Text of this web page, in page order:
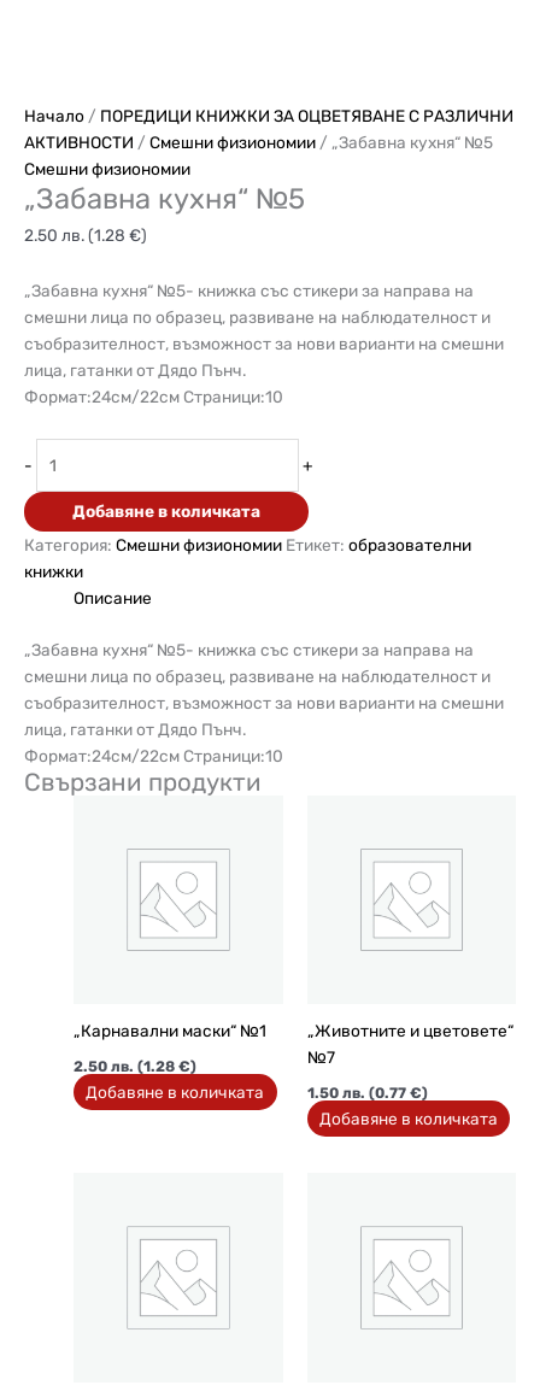
Начало / ПОРЕДИЦИ КНИЖКИ ЗА ОЦВЕТЯВАНЕ С РАЗЛИЧНИ
АКТИВНОСТИ / Смешни физиономии / „Забавна кухня“ №5
Смешни физиономии
„Забавна кухня“ №5
2.50 лв.(1.28 €)
„Забавна кухня“ №5- книжка със стикери за направа на
смешни лица по образец, развиване на наблюдателност и
съобразителност, възможност за нови варианти на смешни
лица, гатанки от Дядо Пънч.
Формат:24см/22см Страници:10
- +
Добавяне в количката
Категория: Смешни физиономии Етикет: образователни
книжки
Описание
„Забавна кухня“ №5- книжка със стикери за направа на
смешни лица по образец, развиване на наблюдателност и
съобразителност, възможност за нови варианти на смешни
лица, гатанки от Дядо Пънч.
Формат:24см/22см Страници:10
Свързани продукти
„Карнавални маски“ №1
2.50лв. (1.28 €)
Добавяне в количката
„Животните и цветовете“
№7
1.50 лв. (0.77 €)
Добавяне в количката